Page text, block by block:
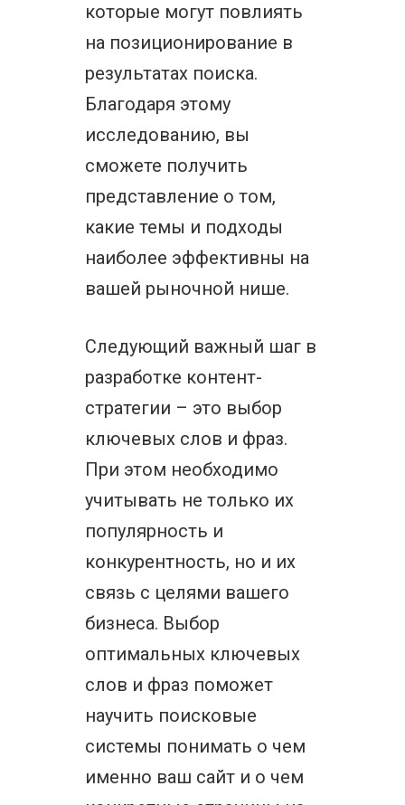
которые могут повлиять
на позиционирование в
результатах поиска.
Благодаря этому
исследованию, вы
сможете получить
представление о том,
какие темы и подходы
наиболее эффективны на
вашей рыночной нише.
Следующий важный шаг в
разработке контент-
стратегии – это выбор
ключевых слов и фраз.
При этом необходимо
учитывать не только их
популярность и
конкурентность, но и их
связь с целями вашего
бизнеса. Выбор
оптимальных ключевых
слов и фраз поможет
научить поисковые
системы понимать о чем
именно ваш сайт и о чем